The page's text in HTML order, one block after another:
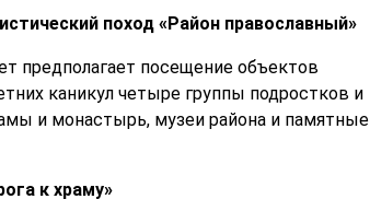
поход «Район православный»
предполагает посещение объектов
каникул четыре группы подростков и
и монастырь, музеи района и памятные
к храму»